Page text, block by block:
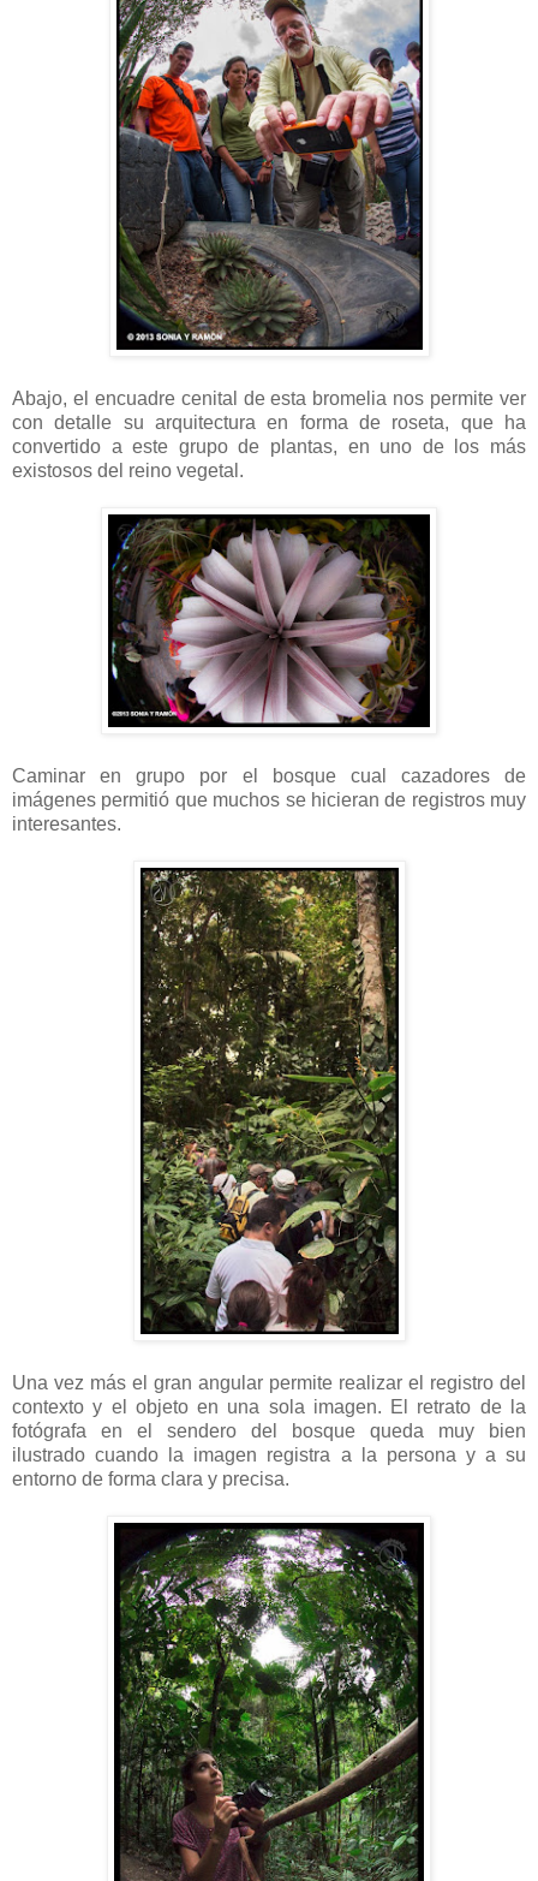
Abajo, el encuadre cenital de esta bromelia nos permite ver
con detalle su arquitectura en forma de roseta, que ha
convertido a este grupo de plantas, en uno de los más
existosos del reino vegetal.
Caminar en grupo por el bosque cual cazadores de
imágenes permitió que muchos se hicieran de registros muy
interesantes.
Una vez más el gran angular permite realizar el registro del
contexto y el objeto en una sola imagen. El retrato de la
fotógrafa en el sendero del bosque queda muy bien
ilustrado cuando la imagen registra a la persona y a su
entorno de forma clara y precisa.